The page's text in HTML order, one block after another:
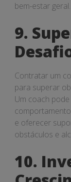
bem-estar geral.
9.
Contratar um
para superar
Um coach
e oferecer
obstáculos e
10.